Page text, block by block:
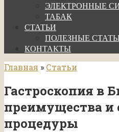
ЭЛЕКТРОННЫЕ
ТАБАК
СТАТЬИ
ПОЛЕЗНЫЕ
КОНТАКТЫ
Главная » Статьи
Гастроскопия в
преимущества и
процедуры